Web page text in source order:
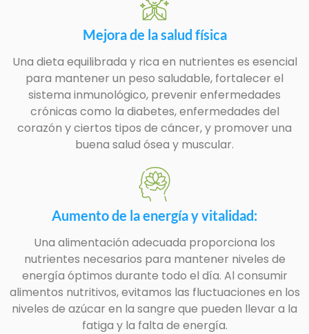
Mejora de la salud física
Una dieta equilibrada y rica en nutrientes es esencial
para mantener un peso saludable, fortalecer el
sistema inmunológico, prevenir enfermedades
crónicas como la diabetes, enfermedades del
corazón y ciertos tipos de cáncer, y promover una
buena salud ósea y muscular.
Aumento de la energía y vitalidad:
Una alimentación adecuada proporciona los
nutrientes necesarios para mantener niveles de
energía óptimos durante todo el día. Al consumir
alimentos nutritivos, evitamos las fluctuaciones en los
niveles de azúcar en la sangre que pueden llevar a la
fatiga y la falta de energía.